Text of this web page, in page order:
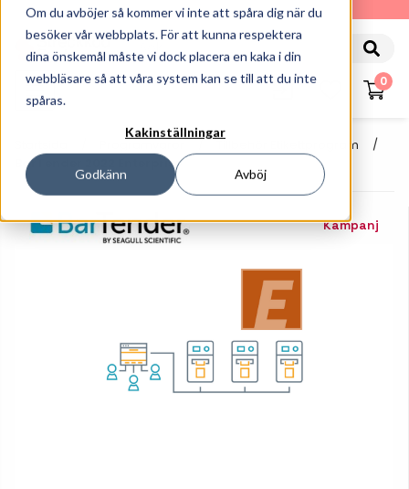
Om du avböjer så kommer vi inte att spåra dig när du
besöker vår webbplats. För att kunna respektera
dina önskemål måste vi dock placera en kaka i din
webbläsare så att våra system kan se till att du inte
spåras.
Kakinställningar
Godkänn Avböj
010-162 61 90
0
Programvaror
Tillbehör Etikettprogram
BarTender 2022 Enterprise
Kampanj